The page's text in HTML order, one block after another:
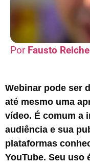
Fausto
Webinar pode ser
até mesmo uma
vídeo. É comum a
audiência e sua
plataformas
YouTube. Seu uso